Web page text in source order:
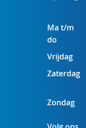
Ma t/m
do
Vrijdag
Zaterdag
Zondag